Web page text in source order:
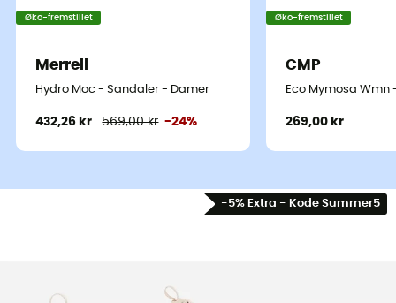
Øko-fremstillet
Merrell
Hydro Moc - Sandaler - Damer
432,26 kr 569,00 kr -24%
Øko-fremstillet
CMP
Eco Mymosa
269,00 kr
-5% Extra - Kode Summer5